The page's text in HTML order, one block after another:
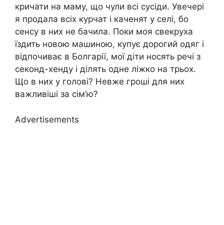
кричати на маму, що чули всі сусіди. Увечері
я продала всіх курчат і каченят у селі, бо
сенсу в них не бачила. Поки моя свекруха
їздить новою машиною, купує дорогий одяг і
відпочиває в Болгарії, мої діти носять речі з
секонд-хенду і ділять одне ліжко на трьох.
Що в них у голові? Невже гроші для них
важливіші за сім’ю?
Advertisements